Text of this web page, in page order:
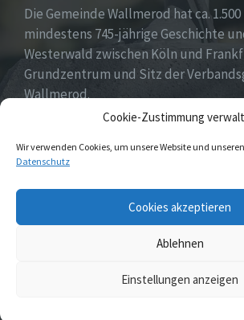
Cookie-Zustimmung
Wir verwenden Cookies, um unsere Website und
Datenschutz
Cookies akzeptieren
Ablehnen
Einstellungen anzeigen
Die Gemeinde Wallmerod hat ca.
mindestens 745-jährige Geschichte
Westerwald zwischen Köln und
Grundzentrum und Sitz der
Wallmerod.